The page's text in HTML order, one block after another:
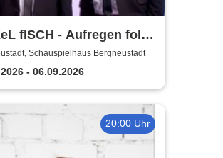
fISCH - Aufregen folgt
Schauspielhaus Bergneustadt
- 06.09.2026
20:00 Uhr